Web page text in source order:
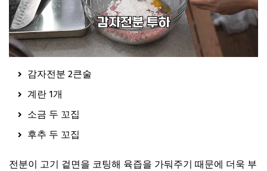
감자전분 2큰술
계란 1개
소금 두 꼬집
후추 두 꼬집
전분이 고기 겉면을 코팅해 육즙을 가둬주기 때문에 더욱 부